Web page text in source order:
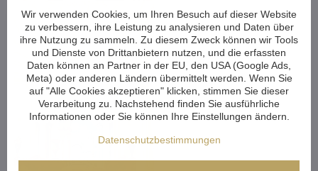
Wir verwenden Cookies, um Ihren Besuch auf dieser Website
zu verbessern, ihre Leistung zu analysieren und Daten über
ihre Nutzung zu sammeln. Zu diesem Zweck können wir Tools
und Dienste von Drittanbietern nutzen, und die erfassten
Daten können an Partner in der EU, den USA (Google Ads,
Meta) oder anderen Ländern übermittelt werden. Wenn Sie
auf "Alle Cookies akzeptieren" klicken, stimmen Sie dieser
Verarbeitung zu. Nachstehend finden Sie ausführliche
Informationen oder Sie können Ihre Einstellungen ändern.
Datenschutzbestimmungen